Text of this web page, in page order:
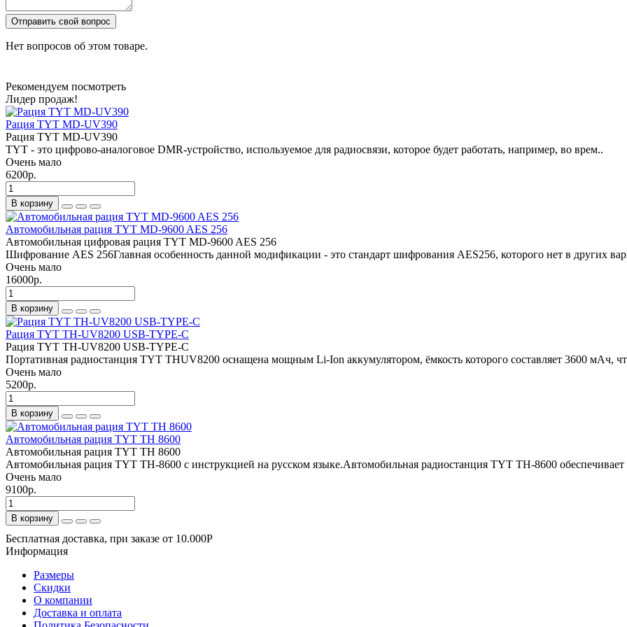
Отправить свой вопрос
Нет вопросов об этом товаре.
Рекомендуем посмотреть
Лидер продаж!
Рация TYT MD-UV390
Рация TYT MD-UV390
TYT - это цифрово-аналоговое DMR-устройство, используемое для радиосвязи, которое будет работать, например, во врем..
Очень мало
6200р.
В корзину
Автомобильная рация TYT MD-9600 AES 256
Автомобильная цифровая рация TYT MD-9600 AES 256
Шифрование AES 256Главная особенность данной модификации - это стандарт шифрования AES256, которого нет в других
Очень мало
16000р.
В корзину
Рация TYT TH-UV8200 USB-TYPE-C
Рация TYT TH-UV8200 USB-TYPE-C
Портативная радиостанция TYT THUV8200 оснащена мощным Li-Ion аккумулятором, ёмкость которого составляет 3600 мАч,
Очень мало
5200р.
В корзину
Автомобильная рация TYT TH 8600
Автомобильная рация TYT TH 8600
Автомобильная рация TYT TH-8600 с инструкцией на русском языке.Автомобильная радиостанция TYT TH-8600
Очень мало
9100р.
В корзину
Бесплатная доставка, при заказе от 10.000Р
Информация
Размеры
Скидки
О компании
Доставка и оплата